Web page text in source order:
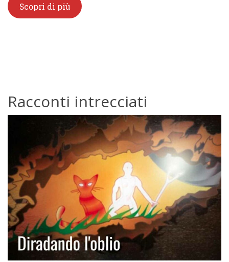
Scopri di più
Racconti intrecciati